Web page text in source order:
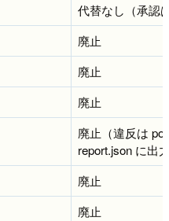
代替なし（承認
廃止
廃止
廃止
廃止（違反は
report.json に出
廃止
廃止